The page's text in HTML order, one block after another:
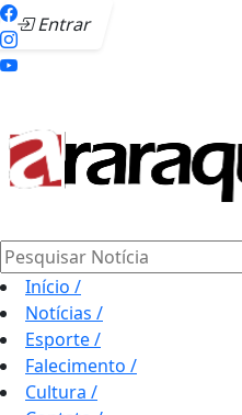
Entrar
Pesquisar Notícia
Início /
Notícias /
Esporte/
Falecimento /
Cultura /